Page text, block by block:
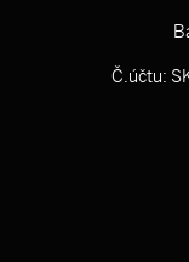
Č.účtu: